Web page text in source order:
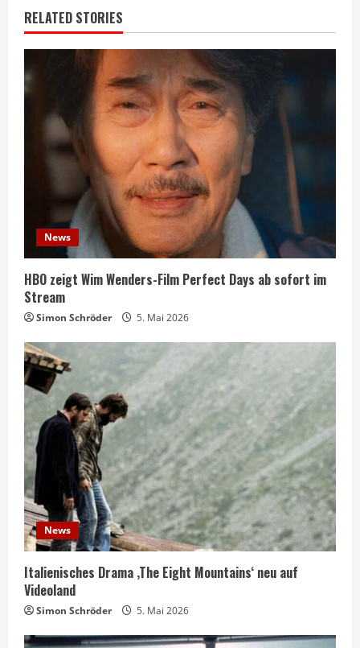
RELATED STORIES
News
HBO zeigt Wim Wenders-Film Perfect Days ab sofort im
Stream
Simon Schröder 5. Mai 2026
News
Italienisches Drama ‚The Eight Mountains‘ neu auf
Videoland
Simon Schröder 5. Mai 2026